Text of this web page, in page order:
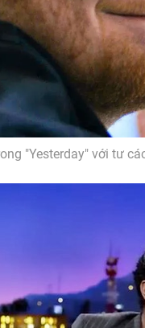
"Yesterday" với tư